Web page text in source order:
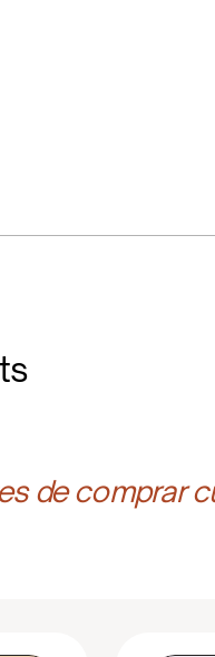
de comprar